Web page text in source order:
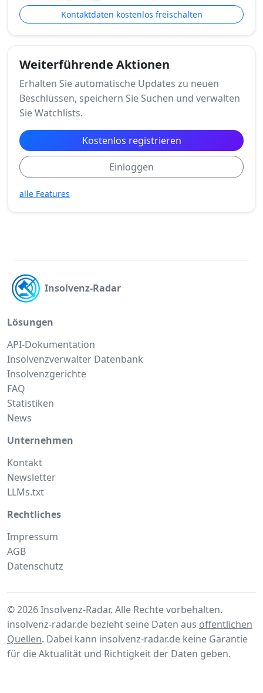
Kontaktdaten kostenlos freischalten
Weiterführende Aktionen
Erhalten Sie automatische Updates zu neuen
Beschlüssen, speichern Sie Suchen und verwalten
Sie Watchlists.
Kostenlos registrieren
Einloggen
alle Features
Insolvenz-Radar
Lösungen
API-Dokumentation
Insolvenzverwalter Datenbank
Insolvenzgerichte
FAQ
Statistiken
News
Unternehmen
Kontakt
Newsletter
LLMs.txt
Rechtliches
Impressum
AGB
Datenschutz
© 2026 Insolvenz-Radar. Alle Rechte vorbehalten.
insolvenz-radar.de bezieht seine Daten aus öffentlichen
Quellen. Dabei kann insolvenz-radar.de keine Garantie
für die Aktualität und Richtigkeit der Daten geben.